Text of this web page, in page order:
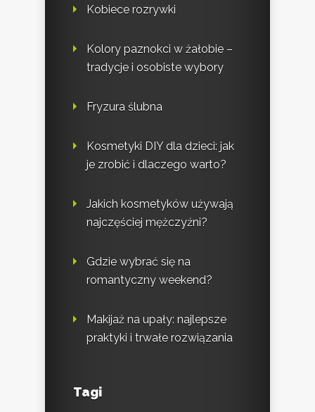
Kobiece rozrywki
Kolory paznokci w żałobie –
tradycje i osobiste wybory
Fryzura ślubna
Kosmetyki DIY dla dzieci: jak
je zrobić i dlaczego warto?
Jakich kosmetyków używają
najczęściej mężczyźni?
Gdzie wybrać się na
romantyczny weekend?
Makijaż na upały: najlepsze
praktyki i trwałe rozwiązania
Tagi